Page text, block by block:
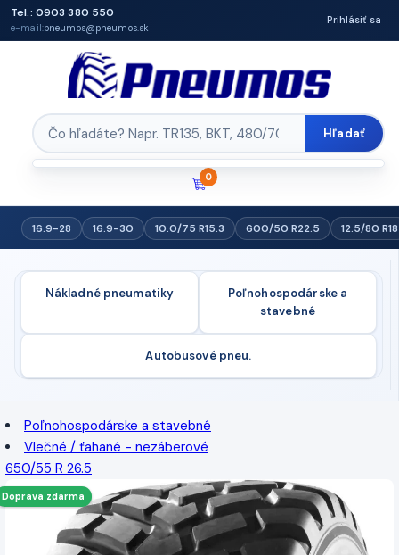
Tel.: 0903 380 550
e-mail:pneumos@pneumos.sk
Prihlásiť sa
Hľadať
0
16.9-28 16.9-30 10.0/75 R15.3 600/50 R22.5 12.5/80 R18
Nákladné pneumatiky
Poľnohospodárske a
stavebné
Autobusové pneu.
Poľnohospodárske a stavebné
Vlečné / ťahané - nezáberové
650/55 R 26.5
Doprava zdarma